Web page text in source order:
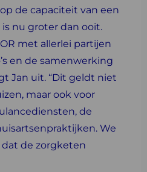
de capaciteit van een
nu groter dan ooit.
met allerlei partijen
en de samenwerking
Jan uit. “Dit geldt niet
maar ook voor
de
We
de zorgketen